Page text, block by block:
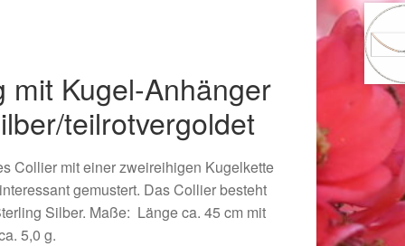
mit Kugel-Anhänger
teilrotvergoldet
Collier mit einer zweireihigen Kugelkette
gemustert. Das Collier besteht
Silber. Maße: Länge ca. 45 cm mit
5,0 g.